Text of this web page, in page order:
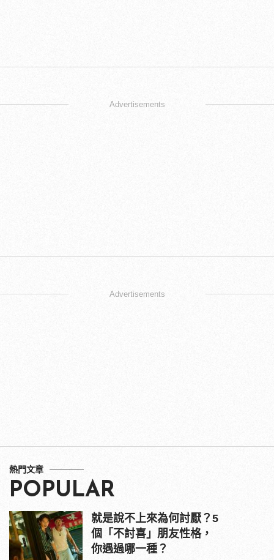
Advertisements
Advertisements
熱門文章
POPULAR
就是說不上來為何討厭？5
個「不討喜」朋友性格，
你遇過哪一種？